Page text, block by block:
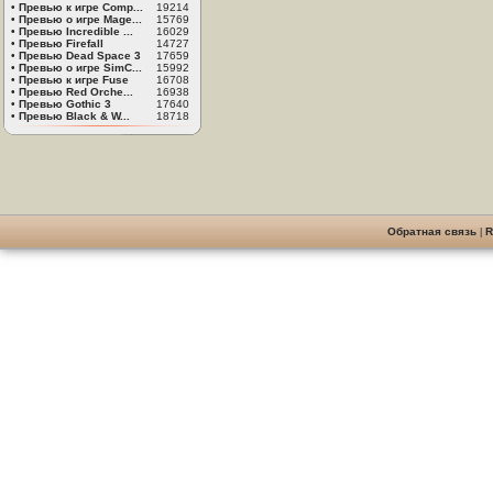
• Превью к игре Comp...
19214
• Превью о игре Mage...
15769
• Превью Incredible ...
16029
• Превью Firefall
14727
• Превью Dead Space 3
17659
• Превью о игре SimC...
15992
• Превью к игре Fuse
16708
• Превью Red Orche...
16938
• Превью Gothic 3
17640
• Превью Black & W... 18718
Обратная связь